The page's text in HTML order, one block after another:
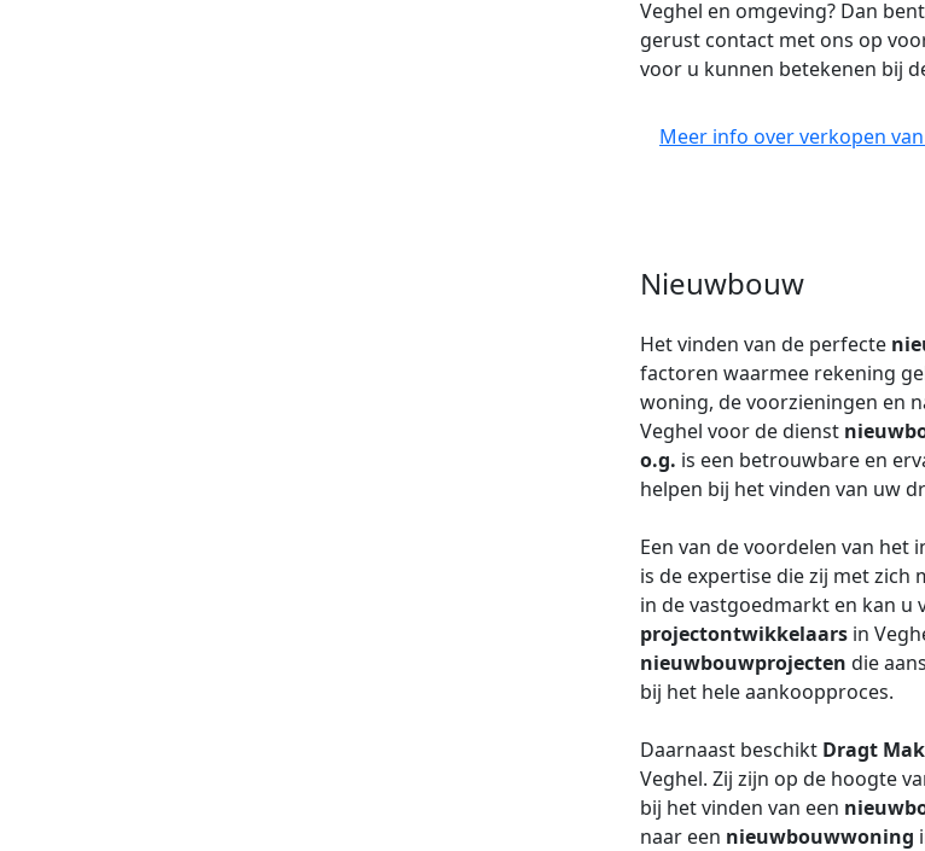
Veghel en omgeving? Dan
gerust contact met ons op
voor u kunnen betekenen bij
Meer info over verkopen
Nieuwbouw
Het vinden van de perfecte
factoren waarmee rekening
woning, de voorzieningen en
Veghel voor de dienst
o.g. is een betrouwbare en
helpen bij het vinden van uw
Een van de voordelen van het
is de expertise die zij met zich
in de vastgoedmarkt en kan u
projectontwikkelaars in
nieuwbouwprojecten die
bij het hele aankoopproces.
Daarnaast beschikt Dragt
Veghel. Zij zijn op de hoogte
bij het vinden van een
naar een nieuwbouwwoning